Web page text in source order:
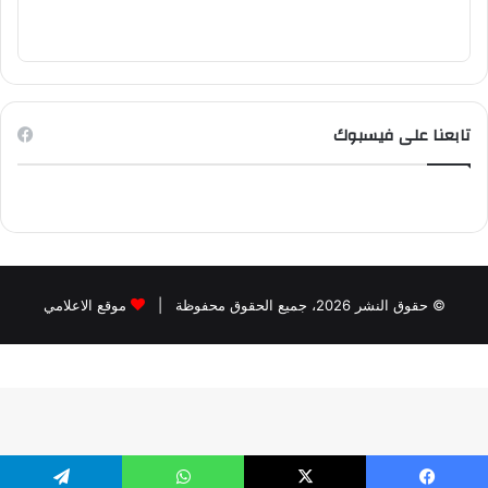
تابعنا على فيسبوك
© حقوق النشر 2026، جميع الحقوق محفوظة | موقع الاعلامي